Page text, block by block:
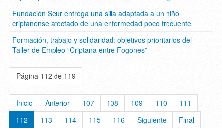
Fundación Seur entrega una silla adaptada a un niño
criptanense afectado de una enfermedad poco frecuente
Formación, trabajo y solidaridad: objetivos prioritarios del
Taller de Empleo “Criptana entre Fogones”
Página 112 de 119
Inicio Anterior 107 108 109 110
111
112
113 114 115 116 Siguiente Final